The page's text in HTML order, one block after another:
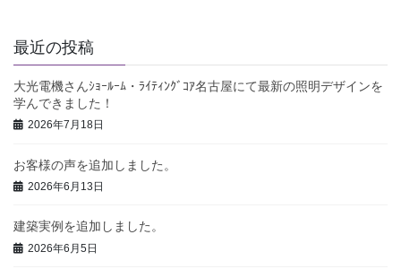
最近の投稿
大光電機さんｼｮｰﾙｰﾑ・ﾗｲﾃｨﾝｸﾞｺｱ名古屋にて最新の照明デザインを
学んできました！
2026年7月18日
お客様の声を追加しました。
2026年6月13日
建築実例を追加しました。
2026年6月5日